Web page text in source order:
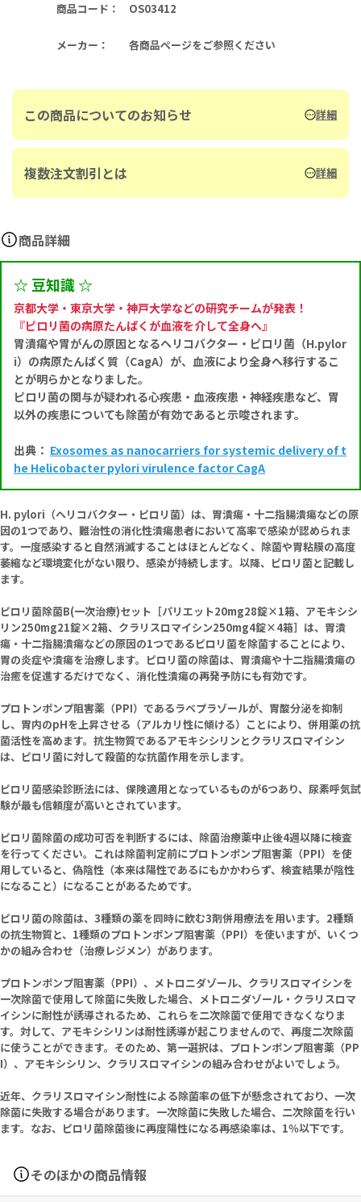
商品コード ： OS03412
メーカー ： 各商品ページをご参照ください
この商品についてのお知らせ 詳細
複数注文割引とは 詳細
商品詳細
☆ 豆知識 ☆
京都大学・東京大学・神戸大学などの研究チームが発表！
『ピロリ菌の病原たんぱくが血液を介して全身へ』
胃潰瘍や胃がんの原因となるヘリコバクター・ピロリ菌（H.pylor
i）の病原たんぱく質（CagA）が、血液により全身へ移行するこ
とが明らかとなりました。
ピロリ菌の関与が疑われる心疾患・血液疾患・神経疾患など、胃
以外の疾患についても除菌が有効であると示唆されます。
出典： Exosomes as nanocarriers for systemic delivery of t
he Helicobacter pylori virulence factor CagA
H. pylori（ヘリコバクター・ピロリ菌）は、胃潰瘍・十二指腸潰瘍などの原
因の1つであり、難治性の消化性潰瘍患者において高率で感染が認められま
す。一度感染すると自然消滅することはほとんどなく、除菌や胃粘膜の高度
萎縮など環境変化がない限り、感染が持続します。以降、ピロリ菌と記載し
ます。
ピロリ菌除菌B(一次治療)セット［パリエット20mg28錠×1箱、アモキシシ
リン250mg21錠×2箱、クラリスロマイシン250mg4錠×4箱］は、胃潰
瘍・十二指腸潰瘍などの原因の1つであるピロリ菌を除菌することにより、
胃の炎症や潰瘍を治療します。ピロリ菌の除菌は、胃潰瘍や十二指腸潰瘍の
治癒を促進するだけでなく、消化性潰瘍の再発予防にも有効です。
プロトンポンプ阻害薬（PPI）であるラベプラゾールが、胃酸分泌を抑制
し、胃内のpHを上昇させる（アルカリ性に傾ける）ことにより、併用薬の抗
菌活性を高めます。抗生物質であるアモキシシリンとクラリスロマイシン
は、ピロリ菌に対して殺菌的な抗菌作用を示します。
ピロリ菌感染診断法には、保険適用となっているものが6つあり、尿素呼気試
験が最も信頼度が高いとされています。
ピロリ菌除菌の成功可否を判断するには、除菌治療薬中止後4週以降に検査
を行ってください。これは除菌判定前にプロトンポンプ阻害薬（PPI）を使
用していると、偽陰性（本来は陽性であるにもかかわらず、検査結果が陰性
になること）になることがあるためです。
ピロリ菌の除菌は、3種類の薬を同時に飲む3剤併用療法を用います。2種類
の抗生物質と、1種類のプロトンポンプ阻害薬（PPI）を使いますが、いくつ
かの組み合わせ（治療レジメン）があります。
プロトンポンプ阻害薬（PPI）、メトロニダゾール、クラリスロマイシンを
一次除菌で使用して除菌に失敗した場合、メトロニダゾール・クラリスロマ
イシンに耐性が誘導されるため、これらを二次除菌で使用できなくなりま
す。対して、アモキシシリンは耐性誘導が起こりませんので、再度二次除菌
に使うことができます。そのため、第一選択は、プロトンポンプ阻害薬（PP
I）、アモキシシリン、クラリスロマイシンの組み合わせがよいでしょう。
近年、クラリスロマイシン耐性による除菌率の低下が懸念されており、一次
除菌に失敗する場合があります。一次除菌に失敗した場合、二次除菌を行い
ます。なお、ピロリ菌除菌後に再度陽性になる再感染率は、1％以下です。
そのほかの商品情報